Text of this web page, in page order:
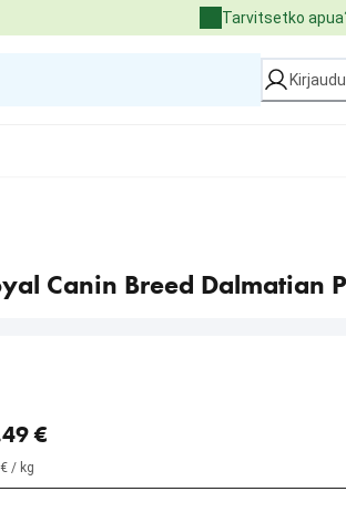
Tarvitsetko
Canin Breed Dalmatian
€
/ kg